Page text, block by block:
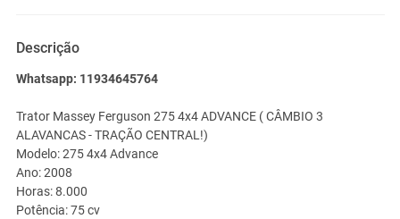
Descrição
Whatsapp: 11934645764
Trator Massey Ferguson 275 4x4 ADVANCE ( CÂMBIO 3
ALAVANCAS - TRAÇÃO CENTRAL!)
Modelo: 275 4x4 Advance
Ano: 2008
Horas: 8.000
Potência: 75 cv